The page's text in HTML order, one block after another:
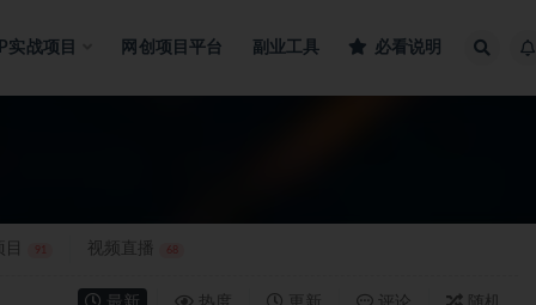
实战项目 网创项目平台 副业工具 必看说明
91 视频直播 68